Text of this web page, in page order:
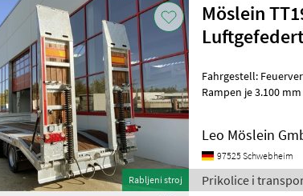
Rabljeni stroj
Möslein
Fahrgestell: Feuerverzinkt, Holz Boden 70 mm stark,
Rampen je 3.100 mm lang
Leo Möslein
97525 Schwebheim
Prikolice i